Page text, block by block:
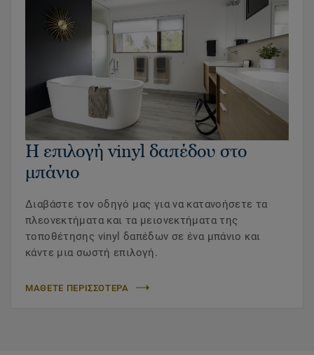
Η επιλογή vinyl δαπέδου στο
μπάνιο
Διαβάστε τον οδηγό μας για να κατανοήσετε τα
πλεονεκτήματα και τα μειονεκτήματα της
τοποθέτησης vinyl δαπέδων σε ένα μπάνιο και
κάντε μια σωστή επιλογή.
ΜΑΘΕΤΕ ΠΕΡΙΣΣΟΤΕΡΑ